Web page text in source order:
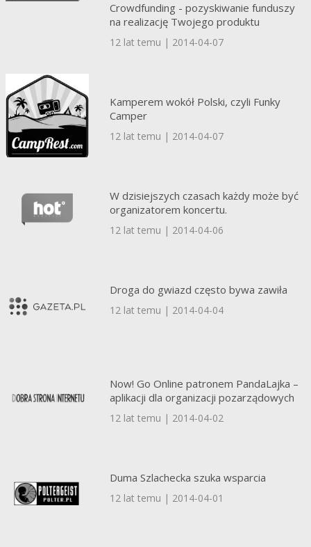
Crowdfunding - pozyskiwanie funduszy
na realizację Twojego produktu
12 lat temu | 2014-04-07
Kamperem wokół Polski, czyli Funky
Camper
12 lat temu | 2014-04-07
W dzisiejszych czasach każdy może być
organizatorem koncertu.
12 lat temu | 2014-04-06
Droga do gwiazd często bywa zawiła
12 lat temu | 2014-04-04
Now! Go Online patronem PandaLajka –
aplikacji dla organizacji pozarządowych
12 lat temu | 2014-04-02
Duma Szlachecka szuka wsparcia
12 lat temu | 2014-04-01